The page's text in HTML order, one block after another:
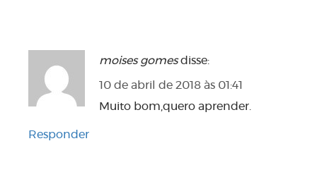
moises gomes disse:
10 de abril de 2018 às 01:41
Muito bom,quero aprender.
Responder